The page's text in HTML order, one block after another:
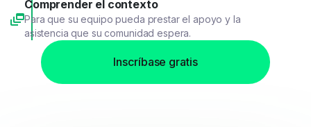
Comprender el contexto
Para que su equipo pueda prestar el apoyo y la
asistencia que su comunidad espera.
Inscríbase gratis